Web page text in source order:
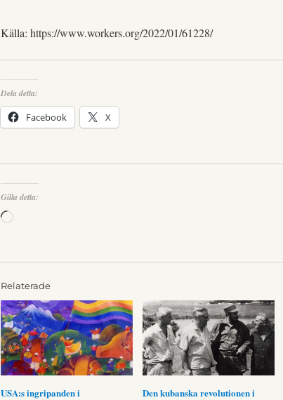
Källa: https://www.workers.org/2022/01/61228/
Dela detta:
Facebook X
Gilla detta:
Laddar
Relaterade
USA:s ingripanden i Den kubanska revolutionen i